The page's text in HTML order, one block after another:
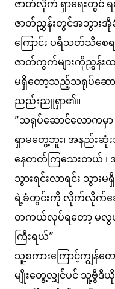
ဇာတ်လိုက် ရှာရေးတွင်
ဇာတ်ညွှန်းတွင်အဘွားအိုခံ
ကြောင်း ပရိသတ်သိစေ
ဇာတ်ကွက်များကိုညွှန်းထ
မရှိတော့သည့်သရုပ်ဆော
ညည်းညူရှာ၏။
"သရုပ်ဆောင်လောကမှ
ရှာမတွေ့ဘူး၊ အနည်းဆုံ
နေတတ်ကြသေးတယ် ၊
သွားရင်းလာရင်း သွာ
ရဲ့ခံတွင်းကို လိုက်လိုက်ခ
တကယ်လုပ်ရတော့ မလွ
ကြီးရယ်"
သူ့စကားကြောင့်ကျွန်
မျိုးတွေ့လျှင်ပင် သူ့ဗွီ